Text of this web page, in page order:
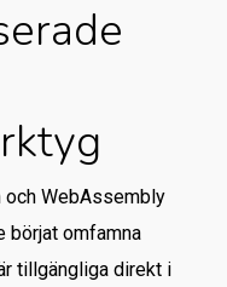
WebAssembly
börjat omfamna
tillgängliga direkt i